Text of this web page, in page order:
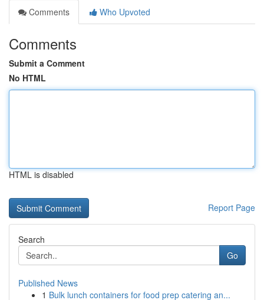
Comments
Who Upvoted
Comments
Submit a Comment
No HTML
HTML is disabled
Report Page
Search
Go
Published News
1 Bulk lunch containers for food prep catering an...